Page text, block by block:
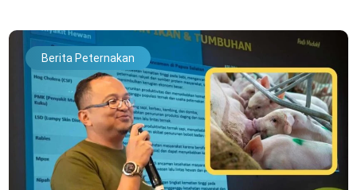
Berita Peternakan